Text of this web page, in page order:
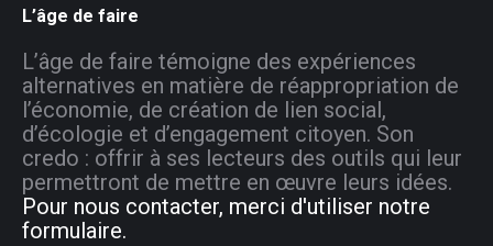
L’âge de faire
L’âge de faire témoigne des expériences
alternatives en matière de réappropriation de
l’économie, de création de lien social,
d’écologie et d’engagement citoyen. Son
credo : offrir à ses lecteurs des outils qui leur
permettront de mettre en œuvre leurs idées.
Pour nous contacter, merci d'utiliser notre
formulaire.